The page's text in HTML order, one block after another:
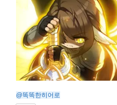
@똑똑한히어로